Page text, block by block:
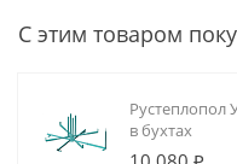
С этим товаром
Рустеплопол
в бухтах